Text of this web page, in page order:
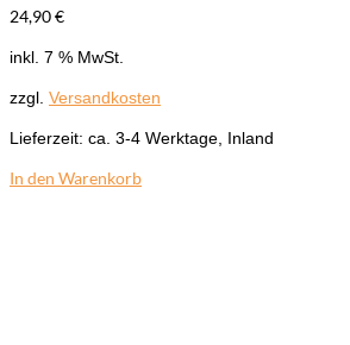
24,90€
inkl. 7 % MwSt.
zzgl. Versandkosten
Lieferzeit: ca. 3-4 Werktage, Inland
In den Warenkorb